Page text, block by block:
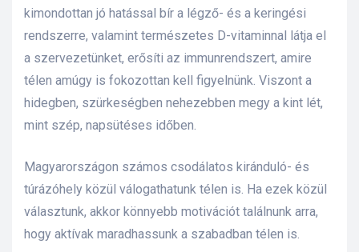
kimondottan jó hatással bír a légző- és a keringési
rendszerre, valamint természetes D-vitaminnal látja el
a szervezetünket, erősíti az immunrendszert, amire
télen amúgy is fokozottan kell figyelnünk. Viszont a
hidegben, szürkeségben nehezebben megy a kint lét,
mint szép, napsütéses időben.
Magyarországon számos csodálatos kiránduló- és
túrázóhely közül válogathatunk télen is. Ha ezek közül
választunk, akkor könnyebb motivációt találnunk arra,
hogy aktívak maradhassunk a szabadban télen is.